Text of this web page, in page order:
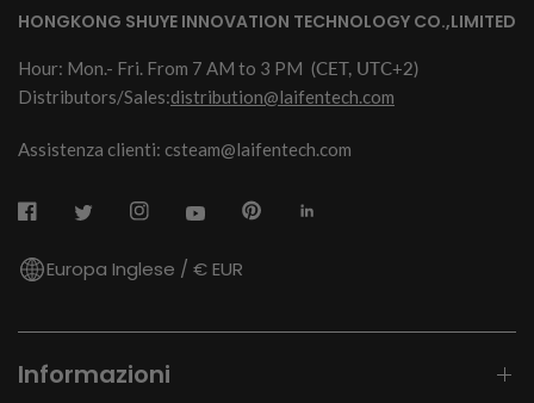
HONGKONG SHUYE INNOVATION TECHNOLOGY CO.,LIMITED
Hour: Mon.- Fri. From 7 AM to 3 PM (CET, UTC+2)
Distributors/Sales:distribution@laifentech.com
Assistenza clienti: csteam@laifentech.com
Europa Inglese / € EUR
Informazioni